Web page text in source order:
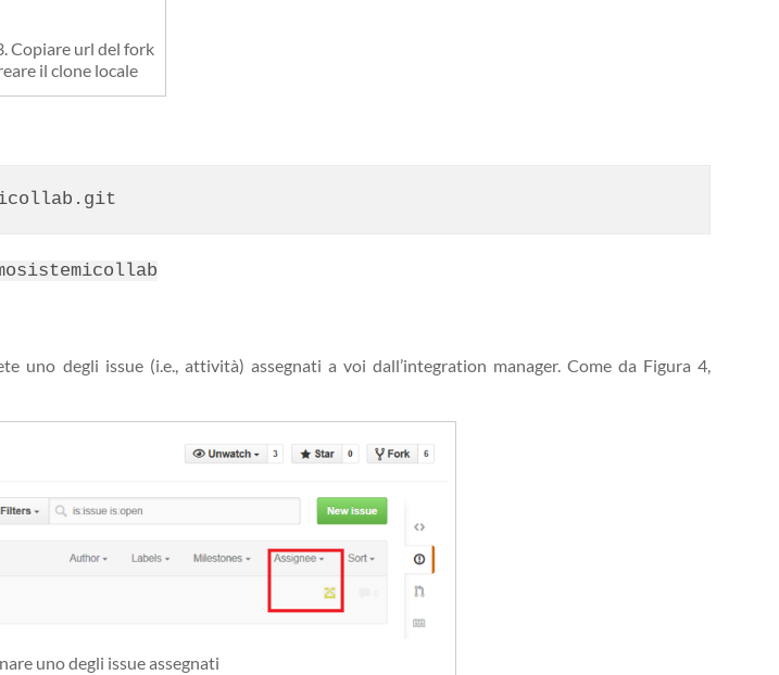
Copiare url del fork
il clone locale
uno degli issue (i.e., attività) assegnati a voi dall’integration manager. Come da Figura 4,
uno degli issue assegnati